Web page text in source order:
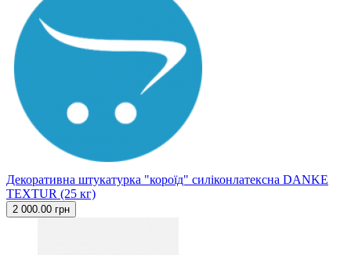
Декоративна штукатурка "короїд" силіконлатексна DANKE
TEXTUR (25 кг)
2 000.00 грн